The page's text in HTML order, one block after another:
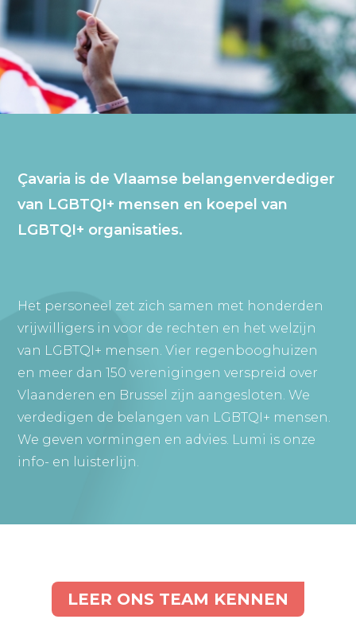
Çavaria is de Vlaamse belangenverdediger
van LGBTQI+ mensen en koepel van
LGBTQI+ organisaties.
Het personeel zet zich samen met honderden
vrijwilligers in voor de rechten en het welzijn
van LGBTQI+ mensen. Vier regenbooghuizen
en meer dan 150 verenigingen verspreid over
Vlaanderen en Brussel zijn aangesloten. We
verdedigen de belangen van LGBTQI+ mensen.
We geven vormingen en advies. Lumi is onze
info- en luisterlijn.
LEER ONS TEAM KENNEN